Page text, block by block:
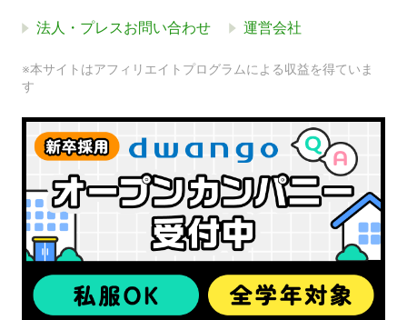
法人・プレスお問い合わせ 運営会社
※本サイトはアフィリエイトプログラムによる収益を得ていま
す